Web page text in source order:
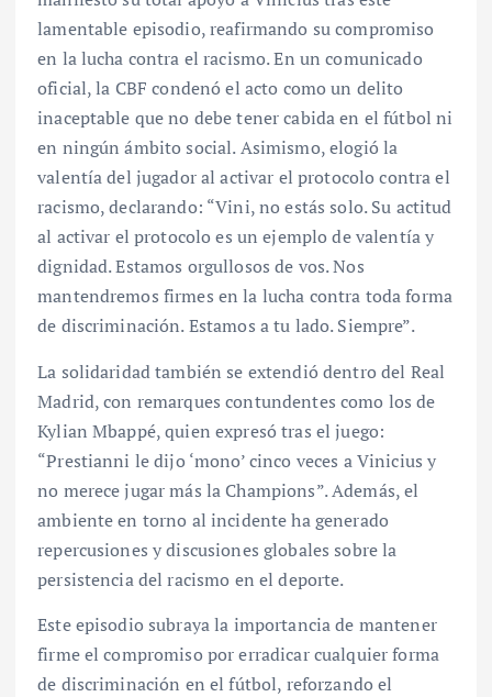
lamentable episodio, reafirmando su compromiso
en la lucha contra el racismo. En un comunicado
oficial, la CBF condenó el acto como un delito
inaceptable que no debe tener cabida en el fútbol ni
en ningún ámbito social. Asimismo, elogió la
valentía del jugador al activar el protocolo contra el
racismo, declarando: “Vini, no estás solo. Su actitud
al activar el protocolo es un ejemplo de valentía y
dignidad. Estamos orgullosos de vos. Nos
mantendremos firmes en la lucha contra toda forma
de discriminación. Estamos a tu lado. Siempre”.
La solidaridad también se extendió dentro del Real
Madrid, con remarques contundentes como los de
Kylian Mbappé, quien expresó tras el juego:
“Prestianni le dijo ‘mono’ cinco veces a Vinicius y
no merece jugar más la Champions”. Además, el
ambiente en torno al incidente ha generado
repercusiones y discusiones globales sobre la
persistencia del racismo en el deporte.
Este episodio subraya la importancia de mantener
firme el compromiso por erradicar cualquier forma
de discriminación en el fútbol, reforzando el